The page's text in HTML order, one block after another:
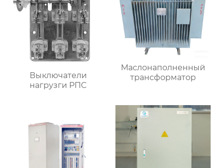
Выключатели
нагрузги РПС
Маслонаполненный
трансформатор